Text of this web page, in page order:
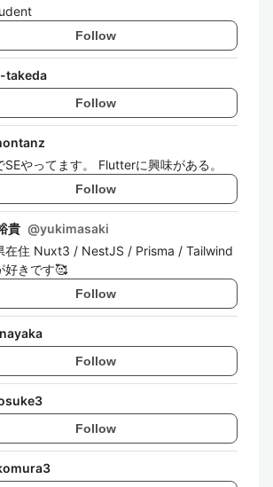
Follow
takeda
Follow
SEやってます。 Flutterに興味がある。
Follow
貴 @yukimasaki
在住 Nuxt3 / NestJS / Prisma / Tailwind
好きです🥰
Follow
Follow
Follow